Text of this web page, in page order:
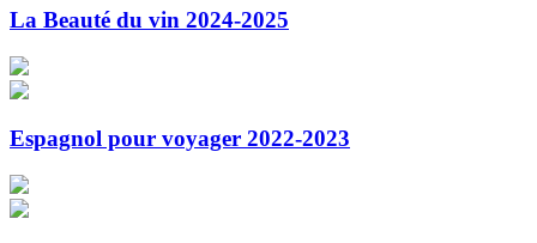
La Beauté du vin 2024-2025
Espagnol pour voyager 2022-2023